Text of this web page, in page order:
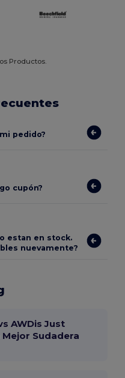
Productos.
pedido?
cupón?
estan en stock.
nuevamente?
AWDis Just
Mejor Sudadera